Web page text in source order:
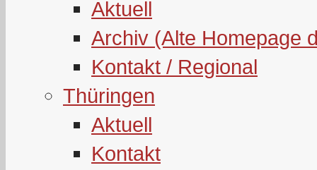
Aktuell
Archiv (Alte Homepage
Kontakt / Regional
Thüringen
Aktuell
Kontakt